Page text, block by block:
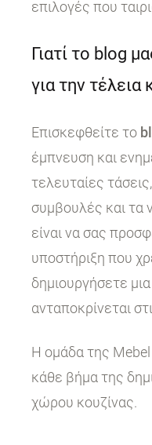
επιλογές που
Γιατί το blog
για την τέλεια
Επισκεφθείτε το
έμπνευση και
τελευταίες
συμβουλές και τα
είναι να σας
υποστήριξη που
δημιουργήσετε
ανταποκρίνεται
Η ομάδα της Mebel
κάθε βήμα της
χώρου κουζίνας.